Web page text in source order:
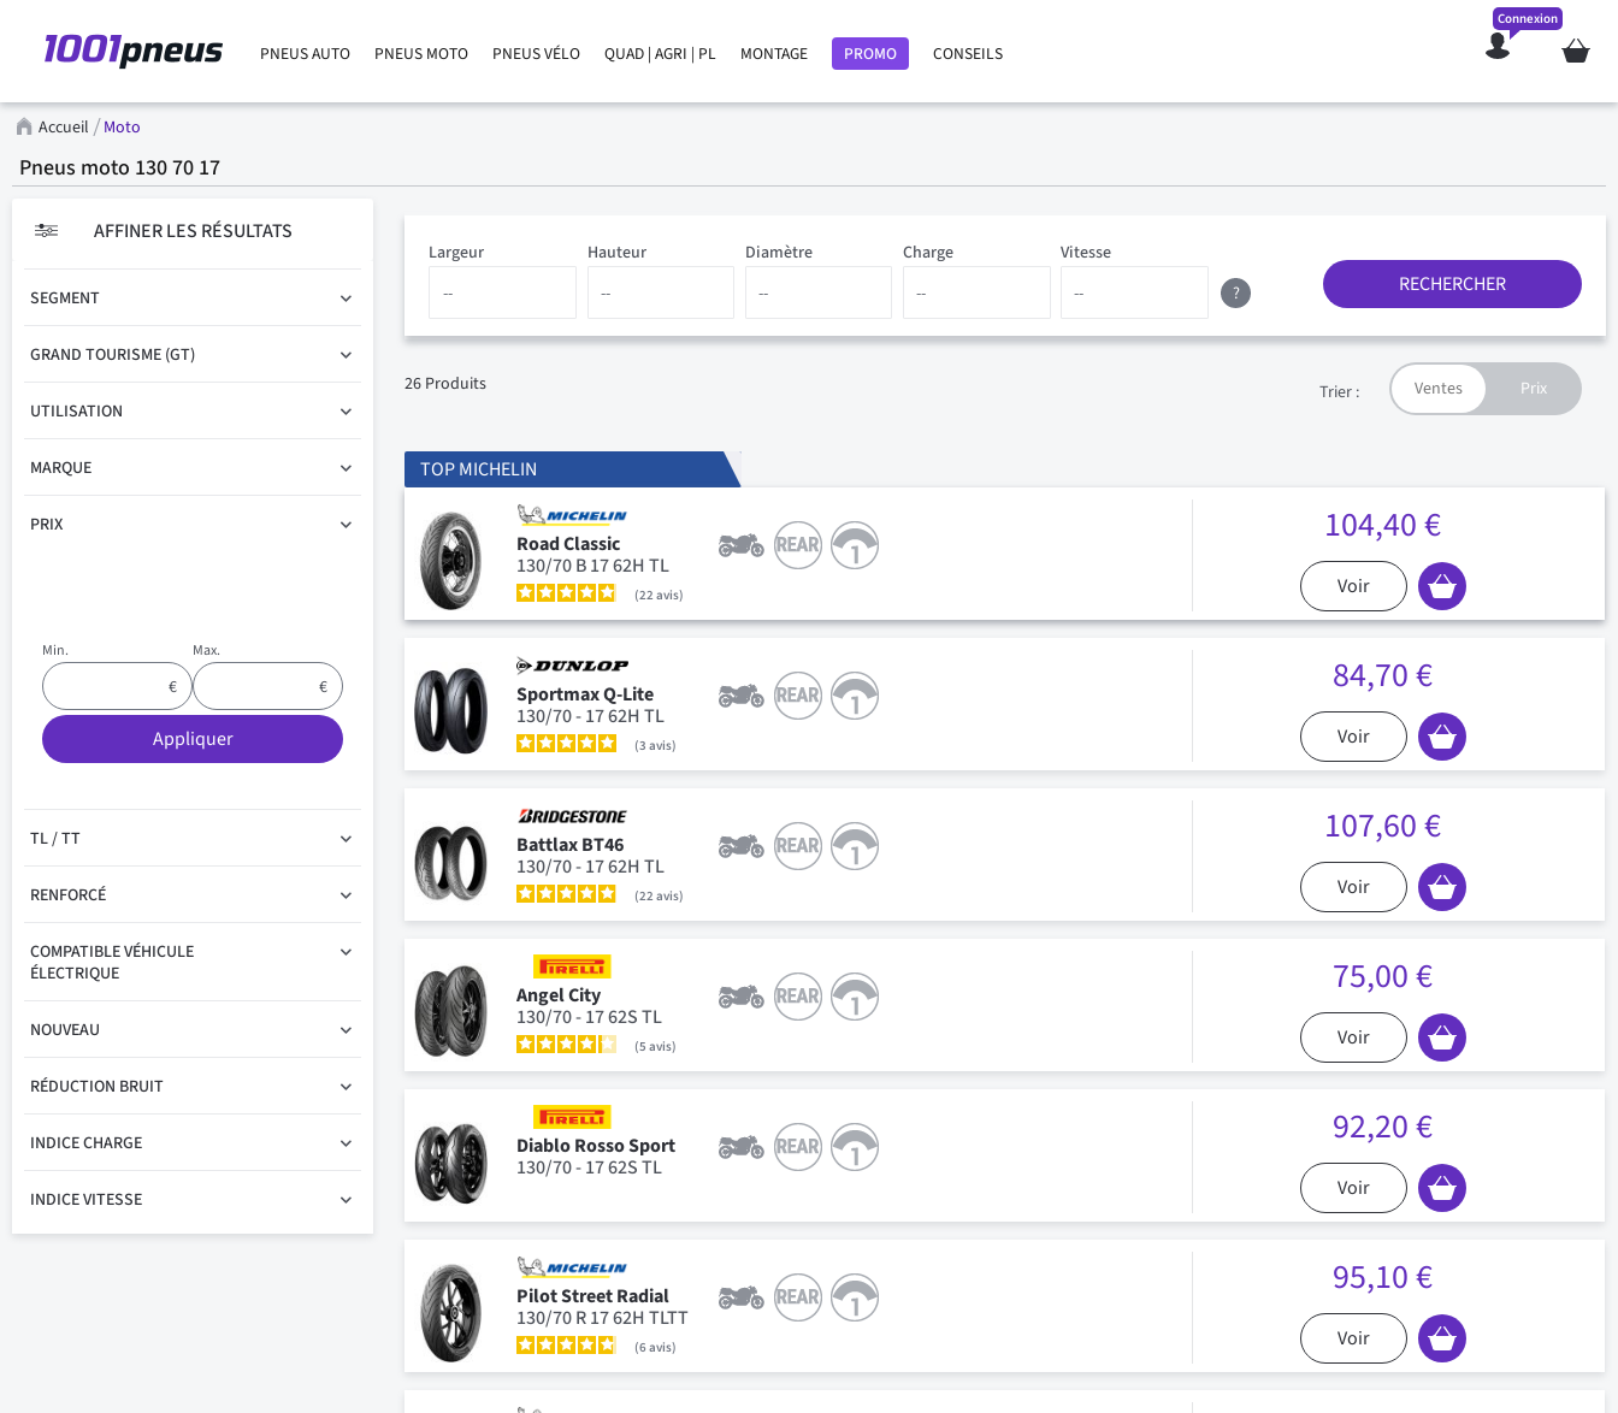
PNEUS AUTO PNEUS MOTO PNEUS VÉLO QUAD | AGRI | PL MONTAGE PROMO CONSEILS Mon
Connexion
Accueil Moto
Pneus moto 130 70 17
Diamètre
Hauteur Charge Vitesse
Largeur
?
RECHERCHER
26 Produits Trier :
TOP MICHELIN
Road Classic
130/70 B 17 62H TL
22avis
104,40 €
Voir
Sportmax Q-Lite
130/70 - 17 62H TL
3avis
84,70 €
Voir
Battlax BT46
130/70 - 17 62H TL
22avis
107,60 €
Voir
Angel City
130/70 - 17 62S TL
5avis
75,00 €
Voir
Diablo Rosso Sport
130/70 - 17 62S TL
92,20 €
Voir
Pilot Street Radial
130/70 R 17 62H TLTT
6avis
95,10 €
Voir
AFFINER LES RÉSULTATS
SEGMENT
GRAND TOURISME (GT)
UTILISATION
MARQUE
PRIX
Min. Max.
Appliquer
TL / TT
RENFORCÉ
COMPATIBLE VÉHICULE
ÉLECTRIQUE
NOUVEAU
RÉDUCTION BRUIT
INDICE CHARGE
INDICE VITESSE